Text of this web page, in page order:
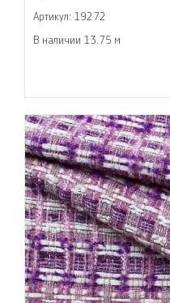
Артикул: 19272
В наличии 13.75 м